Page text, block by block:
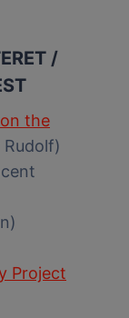
/
the
Rudolf)
Project